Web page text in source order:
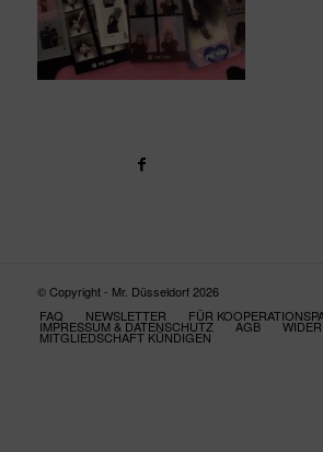
© Copyright - Mr. Düsseldorf 2026
FAQ
NEWSLETTER FÜR
IMPRESSUM & DATENSCHUTZ AGB
MITGLIEDSCHAFT KÜNDIGEN